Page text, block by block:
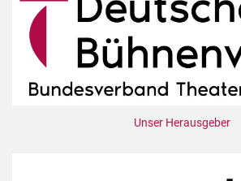
Unser Herausgeber